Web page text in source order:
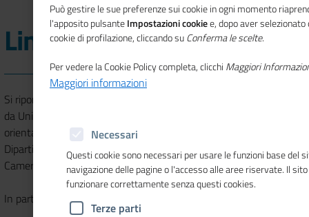
Linee guida Unioncamere
Si riportano di seguito le indicazioni e le linee di indirizzo elaborate
da Unioncamere per tradurre le disposizioni normative e gli
orientamenti definiti dalle Delibere ANAC e dalle Linee guida del
Dipartimento della Funzione pubblica per la realtà specifica delle
Camere di commercio.
In particolare, sono disponibili i seguenti documenti:
Può gestire le sue preferenze sui cookie in ogni momento
l'apposito pulsanteImpostazioni cookiee, dopo aver
cookie di profilazione, cliccando suConferma le scelte.
Per vedere la Cookie Policy completa, clicchi Maggiori
Maggiori informazioni
Necessari
Questi cookie sono necessari per usare le funzioni base del
navigazione delle pagine o l'accesso alle aree riservate. Il
funzionare correttamente senza questi cookies.
Terze parti